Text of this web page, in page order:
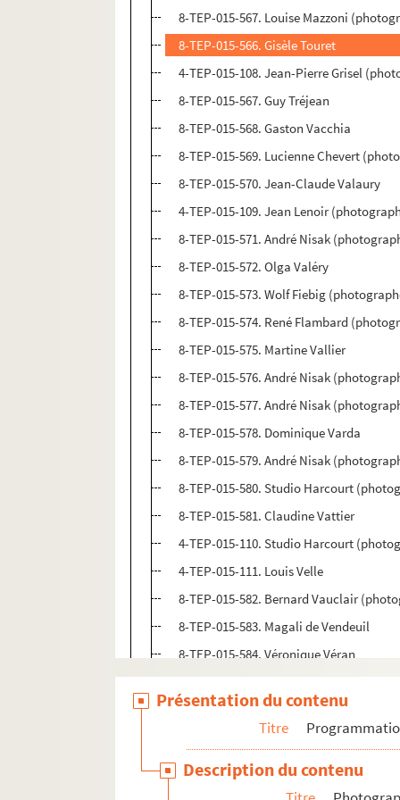
8-TEP-015-567. Louise Mazzoni
8-TEP-015-566. Gisèle Touret
4-TEP-015-108. Jean-Pierre Grisel
8-TEP-015-567. Guy Tréjean
8-TEP-015-568. Gaston Vacchia
8-TEP-015-569. Lucienne Chevert
8-TEP-015-570. Jean-Claude Valaury
4-TEP-015-109. Jean Lenoir
8-TEP-015-571. André Nisak
8-TEP-015-572. Olga Valéry
8-TEP-015-573. Wolf Fiebig
8-TEP-015-574. René Flambard
8-TEP-015-575. Martine Vallier
8-TEP-015-576. André Nisak
8-TEP-015-577. André Nisak
8-TEP-015-578. Dominique Varda
8-TEP-015-579. André Nisak
8-TEP-015-580. Studio Harcourt
8-TEP-015-581. Claudine Vattier
4-TEP-015-110. Studio Harcourt
4-TEP-015-111. Louis Velle
8-TEP-015-582. Bernard Vauclair
8-TEP-015-583. Magali de Vendeuil
8-TEP-015-584. Véronique Véran
8-TEP-015-585. Guy Verda
8-TEP-015-586. Nicole Verget
8-TEP-015-587. Laurent Vergez
8-TEP-015-588. André Nisak
8-TEP-015-589. André Nisak
Présentation du contenu
Titre
Description du contenu